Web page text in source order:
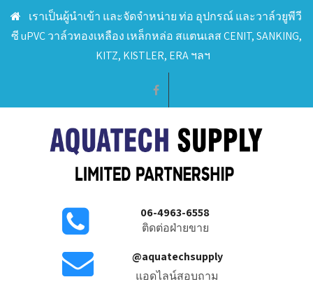
เราเป็นผู้นำเข้า และจัดจำหน่าย ท่อ อุปกรณ์ และวาล์วยูพีวี
ซี uPVC วาล์วทองเหลือง เหล็กหล่อ สแตนเลส CENIT, SANKING,
KITZ, KISTLER, ERA ฯลฯ
06-4963-6558
ติดต่อฝ่ายขาย
@aquatechsupply
แอดไลน์สอบถาม